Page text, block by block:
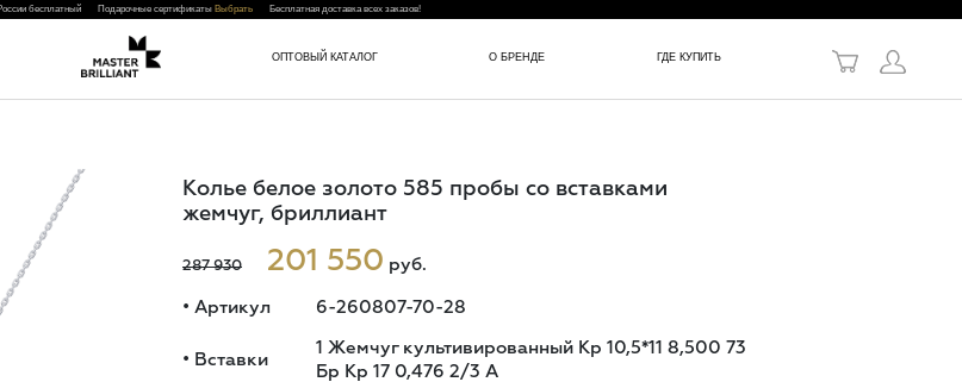
бесплатный Подарочные сертификаты ВыбратьБесплатная доставка всех заказов!
ОПТОВЫЙ КАТАЛОГ О БРЕНДЕ ГДЕ КУПИТЬ
Колье белое золото 585 пробы со вставками
жемчуг, бриллиант
287 930 201 550 руб.
• Артикул 6-260807-70-28
• Вставки
1 Жемчуг культивированный Кр 10,5*11 8,500 73
Бр Кр 17 0,476 2/3 А